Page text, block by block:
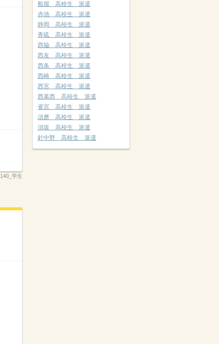
学生
船堀 高校生 派遣
赤池 高校生 派遣
静岡 高校生 派遣
青砥 高校生 派遣
西脇 高校生 派遣
西友 高校生 派遣
西条 高校生 派遣
西崎 高校生 派遣
西宮 高校生 派遣
西葛西 高校生 派遣
雀宮 高校生 派遣
須磨 高校生 派遣
須坂 高校生 派遣
針中野 高校生 派遣